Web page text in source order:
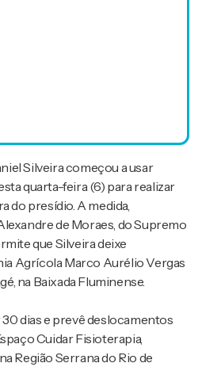
Silveira começou a usar
quarta-feira (6) para realizar
do presídio. A medida,
de Moraes, do Supremo
que Silveira deixe
Agrícola Marco Aurélio Vergas
na Baixada Fluminense.
dias e prevê deslocamentos
Cuidar Fisioterapia,
Região Serrana do Rio de